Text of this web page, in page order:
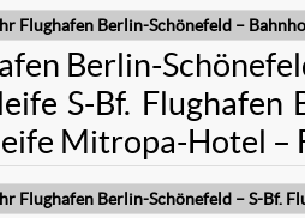
Flughafen Berlin-Schönefeld –
Berlin-
S-Bf.
Mitropa-Hotel –
Flughafen Berlin-Schönefeld – S-Bf.